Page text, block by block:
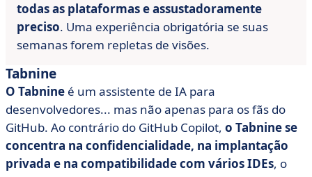
todas as plataformas e assustadoramente
preciso. Uma experiência obrigatória se suas
semanas forem repletas de visões.
Tabnine
O Tabnine é um assistente de IA para
desenvolvedores... mas não apenas para os fãs do
GitHub. Ao contrário do GitHub Copilot, o Tabnine se
concentra na confidencialidade, na implantação
privada e na compatibilidade com vários IDEs, o